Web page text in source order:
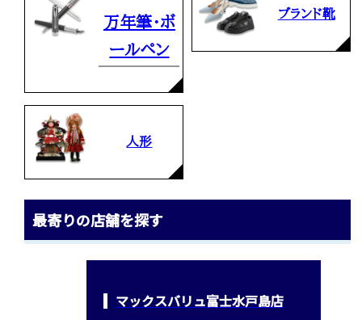
万年筆・ボ
ールペン
ブランド靴
人形
最寄りの店舗を探す
マックスバリュ富士水戸島店